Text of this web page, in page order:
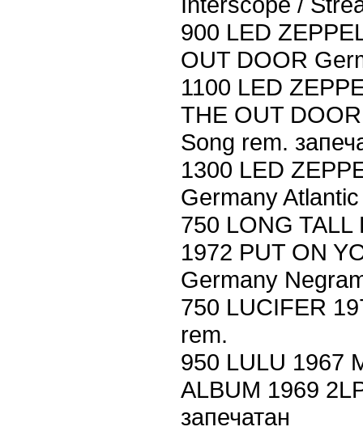
900 LED
OUT DOOR
1100 LED
THE OUT
Song rem.
1300 LED
Germany
750 LONG TALL
1972 PUT ON
Germany
750 LUCIFER
rem.
950 LULU 1967
ALBUM 1969
запечатан